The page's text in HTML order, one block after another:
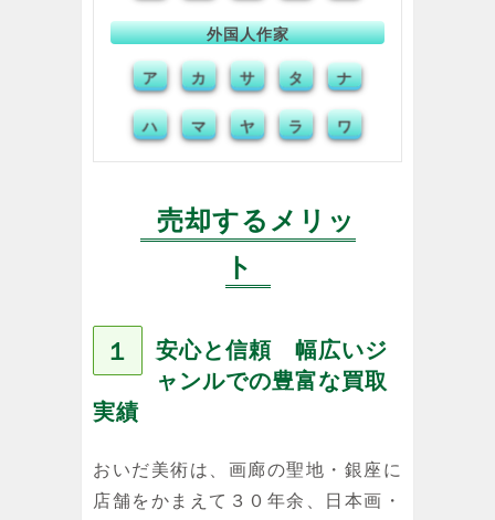
外国人作家
ア カ サ タ ナ
ハ マ ヤ ラ ワ
売却するメリッ
ト
１
安心と信頼 幅広いジ
ャンルでの豊富な買取
実績
おいだ美術は、画廊の聖地・銀座に
店舗をかまえて３０年余、日本画・